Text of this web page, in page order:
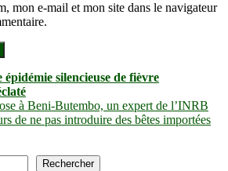
mon e-mail et mon site dans le navigateur
silencieuse de fièvre
à Beni-Butembo, un expert de l’INRB
de ne pas introduire des bêtes importées
Rechercher